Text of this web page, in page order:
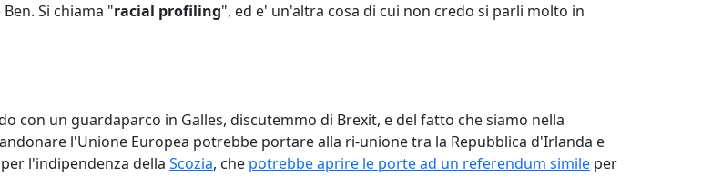
Ben. Si chiama "racial profiling", ed e' un'altra cosa di cui non credo si parli molto in
con un guardaparco in Galles, discutemmo di Brexit, e del fatto che siamo nella
l'Unione Europea potrebbe portare alla ri-unione tra la Repubblica d'Irlanda e
l'indipendenza della Scozia, che potrebbe aprire le porte ad un referendum simile per